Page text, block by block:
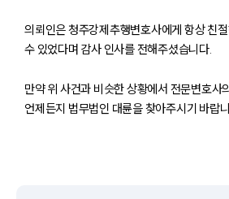
의뢰인은 청주강제추행변호사에게 항상 친
수 있었다며 감사 인사를 전해주셨습니다.
만약 위 사건과 비슷한 상황에서 전문변호사
언제든지 법무법인 대륜을 찾아주시기 바랍